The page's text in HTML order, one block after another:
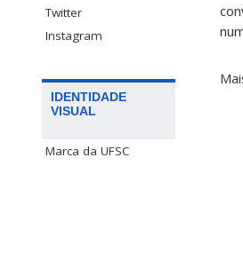
Twitter
Instagram
IDENTIDADE
VISUAL
Marca da UFSC